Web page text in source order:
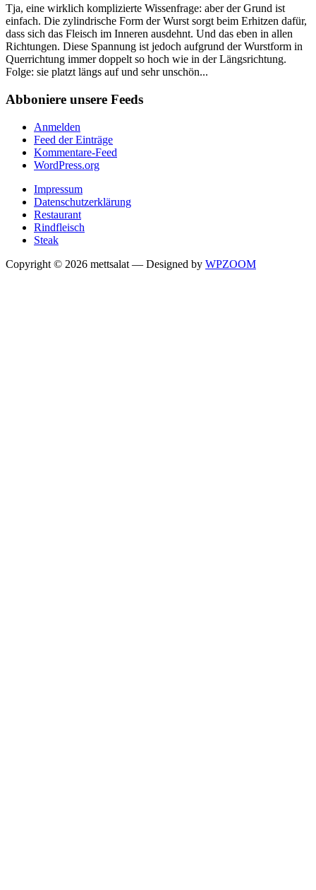
Tja, eine wirklich komplizierte Wissenfrage: aber der Grund ist
einfach. Die zylindrische Form der Wurst sorgt beim Erhitzen dafür,
dass sich das Fleisch im Inneren ausdehnt. Und das eben in allen
Richtungen. Diese Spannung ist jedoch aufgrund der Wurstform in
Querrichtung immer doppelt so hoch wie in der Längsrichtung.
Folge: sie platzt längs auf und sehr unschön...
Abboniere unsere Feeds
Anmelden
Feed der Einträge
Kommentare-Feed
WordPress.org
Impressum
Datenschutzerklärung
Restaurant
Rindfleisch
Steak
Copyright © 2026 mettsalat — Designed by WPZOOM